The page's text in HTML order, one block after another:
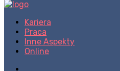
Kariera
Praca
Inne Aspekty
Online